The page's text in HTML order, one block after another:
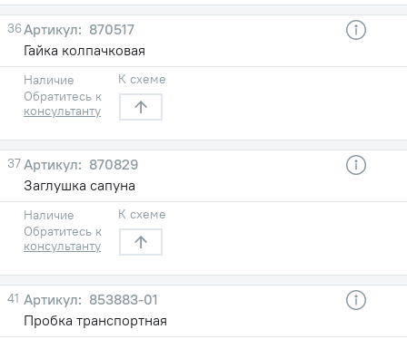
36
870517
Гайка колпачковая
Наличие
Обратитесь к
консультанту
К схеме
37
870829
Заглушка сапуна
Наличие
Обратитесь к
консультанту
К схеме
41
853883-01
Пробка транспортная